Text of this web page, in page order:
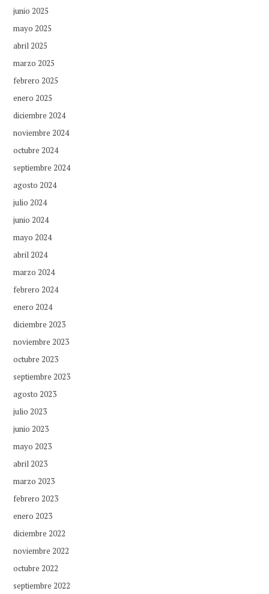
junio 2025
mayo 2025
abril 2025
marzo 2025
febrero 2025
enero 2025
diciembre 2024
noviembre 2024
octubre 2024
septiembre 2024
agosto 2024
julio 2024
junio 2024
mayo 2024
abril 2024
marzo 2024
febrero 2024
enero 2024
diciembre 2023
noviembre 2023
octubre 2023
septiembre 2023
agosto 2023
julio 2023
junio 2023
mayo 2023
abril 2023
marzo 2023
febrero 2023
enero 2023
diciembre 2022
noviembre 2022
octubre 2022
septiembre 2022